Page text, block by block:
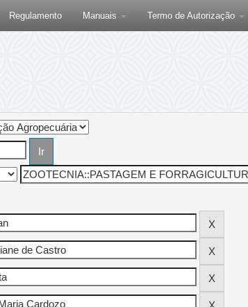
Regulamento Manuais Termo de Autorização